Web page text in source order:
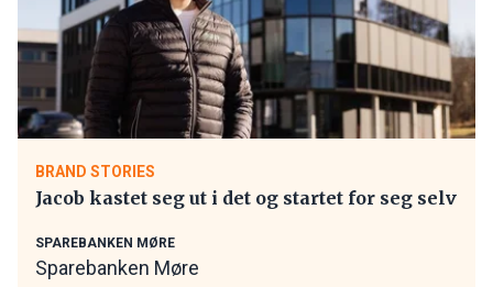
BRAND STORIES
Jacob kastet seg ut i det og startet for seg selv
SPAREBANKEN MØRE
Sparebanken Møre